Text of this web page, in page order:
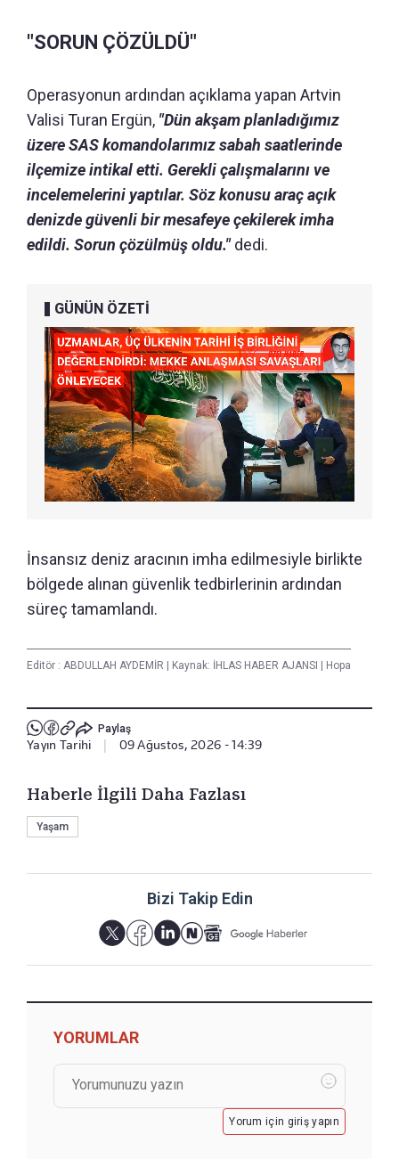
"SORUN ÇÖZÜLDÜ"
Operasyonun ardından açıklama yapan Artvin
Valisi Turan Ergün, "Dün akşam planladığımız
üzere SAS komandolarımız sabah saatlerinde
ilçemize intikal etti. Gerekli çalışmalarını ve
incelemelerini yaptılar. Söz konusu araç açık
denizde güvenli bir mesafeye çekilerek imha
edildi. Sorun çözülmüş oldu."dedi.
GÜNÜN ÖZETİ
İnsansız deniz aracının imha edilmesiyle birlikte
bölgede alınan güvenlik tedbirlerinin ardından
süreç tamamlandı.
Editör : ABDULLAH AYDEMİR | Kaynak: İHLAS HABER AJANSI | Hopa
Paylaş
Yayın Tarihi 09 Ağustos, 2026 - 14:39
Haberle İlgili Daha Fazlası
Yaşam
Bizi Takip Edin
YORUMLAR
Yorum için giriş yapın